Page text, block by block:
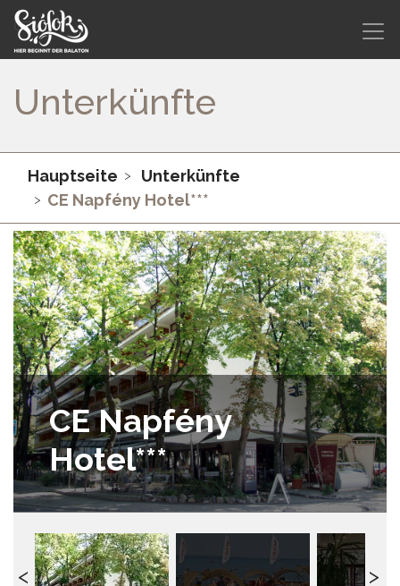
Unterkünfte
Hauptseite
Unterkünfte
CE Napfény Hotel***
CE Napfény
Hotel***